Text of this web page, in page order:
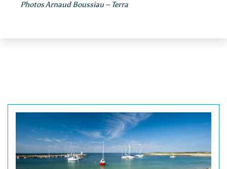
Photos Arnaud Boussiau – Terra